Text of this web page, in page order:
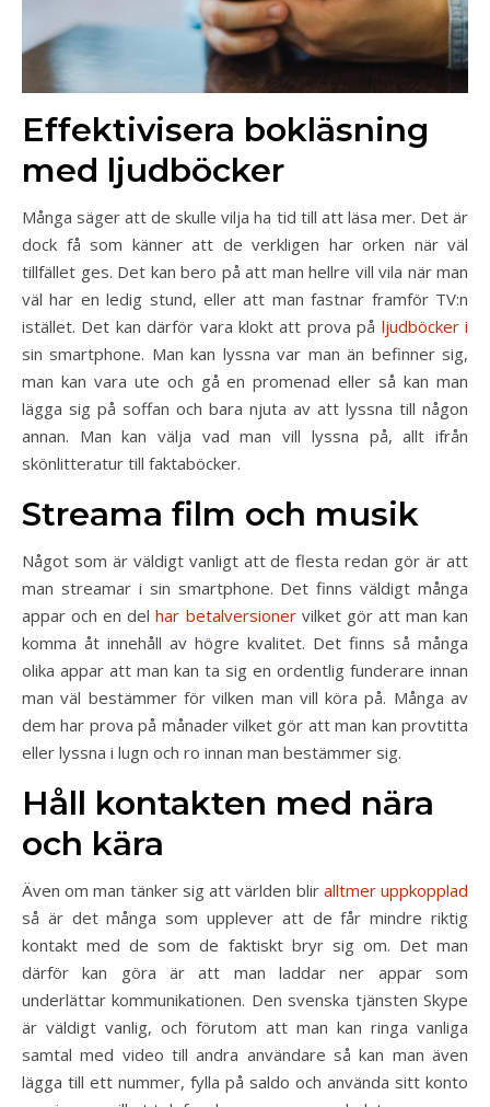
Effektivisera bokläsning
med ljudböcker
Många säger att de skulle vilja ha tid till att läsa mer. Det är
dock få som känner att de verkligen har orken när väl
tillfället ges. Det kan bero på att man hellre vill vila när man
väl har en ledig stund, eller att man fastnar framför TV:n
istället. Det kan därför vara klokt att prova på ljudböcker i
sin smartphone. Man kan lyssna var man än befinner sig,
man kan vara ute och gå en promenad eller så kan man
lägga sig på soffan och bara njuta av att lyssna till någon
annan. Man kan välja vad man vill lyssna på, allt ifrån
skönlitteratur till faktaböcker.
Streama film och musik
Något som är väldigt vanligt att de flesta redan gör är att
man streamar i sin smartphone. Det finns väldigt många
appar och en delhar betalversionervilket gör att man kan
komma åt innehåll av högre kvalitet. Det finns så många
olika appar att man kan ta sig en ordentlig funderare innan
man väl bestämmer för vilken man vill köra på. Många av
dem har prova på månader vilket gör att man kan provtitta
eller lyssna i lugn och ro innan man bestämmer sig.
Håll kontakten med nära
och kära
Även om man tänker sig att världen blir alltmer uppkopplad
så är det många som upplever att de får mindre riktig
kontakt med de som de faktiskt bryr sig om. Det man
därför kan göra är att man laddar ner appar som
underlättar kommunikationen. Den svenska tjänsten Skype
är väldigt vanlig, och förutom att man kan ringa vanliga
samtal med video till andra användare så kan man även
lägga till ett nummer, fylla på saldo och använda sitt konto